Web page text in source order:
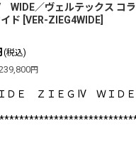
WIDE／ヴェルテックス コ
ド VER-ZIEG4WIDE
(税込)
円
ＤＥ ＺＩＥＧ IV ＷＩＤＥ